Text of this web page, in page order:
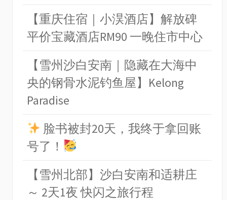
【重庆住宿｜小淏酒店】解放碑
平价宝藏酒店RM90 一晚住市中心
【雪州沙白安南｜隐藏在大海中
央的钢骨水泥钓鱼屋】Kelong
Paradise
脸书被封20天，我终于拿回账
号了！
【雪州北部】沙白安南和适耕庄
～ 2天1夜 快闪之旅行程